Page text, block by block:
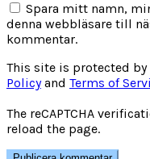
Spara mitt namn,
denna webbläsare till
kommentar.
This site is protected by
Policyand Terms of
The reCAPTCHA
reload the page.